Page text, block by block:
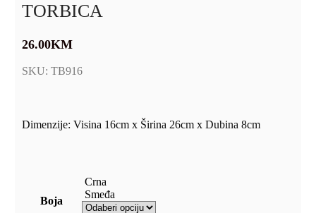
TORBICA
26.00KM
SKU: TB916
Dimenzije: Visina 16cm x Širina 26cm x Dubina 8cm
Boja
Crna
Smeđa